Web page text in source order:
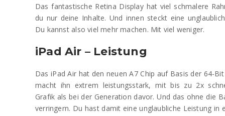
Das fantastische Retina Display hat viel schmalere
du nur deine Inhalte. Und innen steckt eine
Du kannst also viel mehr machen. Mit viel weniger.
iPad Air – Leistung
Das iPad Air hat den neuen A7 Chip auf Basis der 64-
macht ihn extrem leistungsstark, mit bis zu 2x
Grafik als bei der Generation davor. Und das ohne die
verringern. Du hast damit eine unglaubliche Leistung in